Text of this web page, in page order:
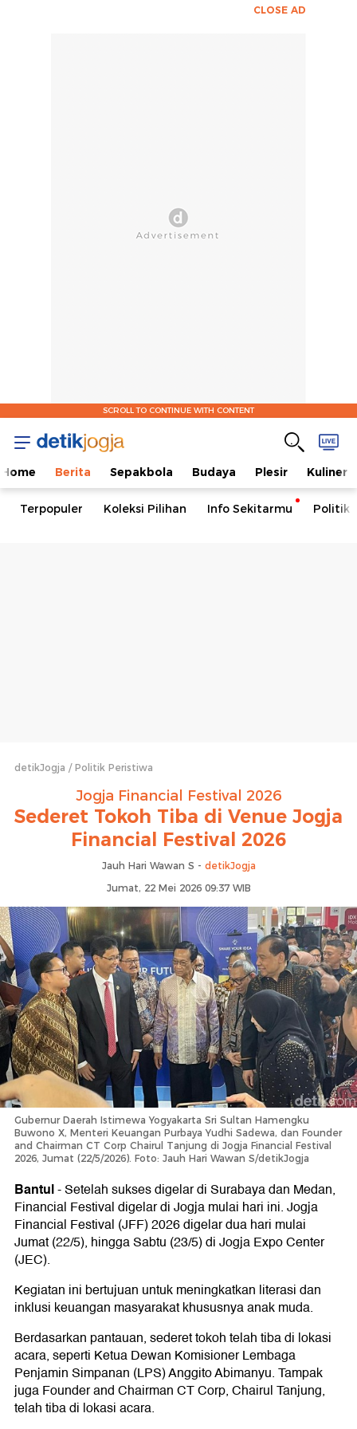
CLOSE AD
SCROLL TO CONTINUE WITH CONTENT
Home Berita Sepakbola Budaya Plesir Kuliner
Terpopuler Koleksi Pilihan Info Sekitarmu Politik
detikJogja Politik Peristiwa
Jogja Financial Festival 2026
Sederet Tokoh Tiba di Venue Jogja
Financial Festival 2026
Jauh Hari Wawan S - detikJogja
Jumat, 22 Mei 2026 09:37 WIB
Gubernur Daerah Istimewa Yogyakarta Sri Sultan Hamengku
Buwono X, Menteri Keuangan Purbaya Yudhi Sadewa, dan Founder
and Chairman CT Corp Chairul Tanjung di Jogja Financial Festival
2026, Jumat (22/5/2026). Foto: Jauh Hari Wawan S/detikJogja
Bantul-Setelah sukses digelar di Surabaya dan Medan,
Financial Festival digelar di Jogja mulai hari ini. Jogja
Financial Festival (JFF) 2026 digelar dua hari mulai
Jumat (22/5), hingga Sabtu (23/5) di Jogja Expo Center
(JEC).
Kegiatan ini bertujuan untuk meningkatkan literasi dan
inklusi keuangan masyarakat khususnya anak muda.
Berdasarkan pantauan, sederet tokoh telah tiba di lokasi
acara, seperti Ketua Dewan Komisioner Lembaga
Penjamin Simpanan (LPS) Anggito Abimanyu. Tampak
juga Founder and Chairman CT Corp, Chairul Tanjung,
telah tiba di lokasi acara.